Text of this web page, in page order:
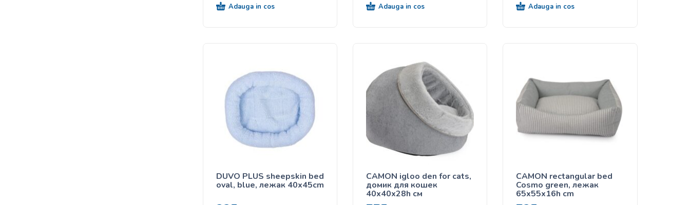
Adauga in cos Adauga in cos Adauga in cos
DUVO PLUS sheepskin bed
oval, blue, лежак 40x45cm
CAMON igloo den for cats,
домик для кошек
40x40x28h см
CAMON rectangular bed
Cosmo green, лежак
65x55x16h cm